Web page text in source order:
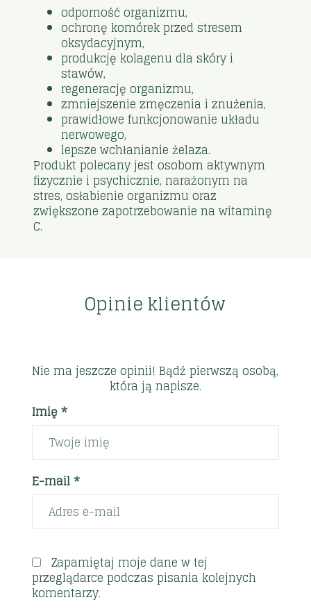
odporność organizmu,
ochronę komórek przed stresem
oksydacyjnym,
produkcję kolagenu dla skóry i
stawów,
regenerację organizmu,
zmniejszenie zmęczenia i znużenia,
prawidłowe funkcjonowanie układu
nerwowego,
lepsze wchłanianie żelaza.
Produkt polecany jest osobom aktywnym
fizycznie i psychicznie, narażonym na
stres, osłabienie organizmu oraz
zwiększone zapotrzebowanie na witaminę
C.
Opinie klientów
Nie ma jeszcze opinii! Bądź pierwszą osobą,
która ją napisze.
Imię *
E-mail *
Zapamiętaj moje dane w tej
przeglądarce podczas pisania kolejnych
komentarzy.